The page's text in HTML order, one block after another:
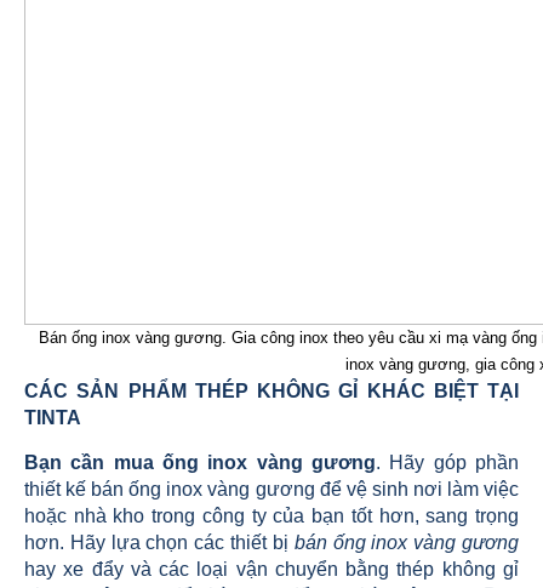
Bán ống inox vàng gương. Gia công inox theo yêu cầu xi mạ vàng
inox vàng gương, gia công
CÁC SẢN PHẨM THÉP KHÔNG GỈ KHÁC BIỆT TẠI
TINTA
Bạn cần mua ống inox vàng gương. Hãy góp phần
thiết kế bán ống inox vàng gương để vệ sinh nơi làm việc
hoặc nhà kho trong công ty của bạn tốt hơn, sang trọng
hơn. Hãy lựa chọn các thiết bị bán ống inox vàng gương
hay xe đẩy và các loại vận chuyển bằng thép không gỉ